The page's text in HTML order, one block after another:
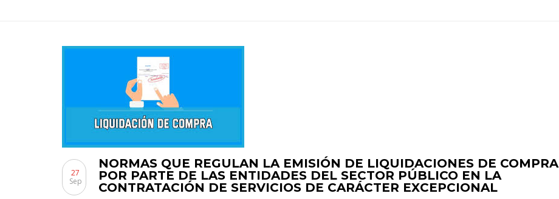
NORMAS QUE REGULAN LA EMISIÓN DE LIQUIDACIONES DE COMPRA
POR PARTE DE LAS ENTIDADES DEL SECTOR PÚBLICO EN LA
CONTRATACIÓN DE SERVICIOS DE CARÁCTER EXCEPCIONAL
27
Sep